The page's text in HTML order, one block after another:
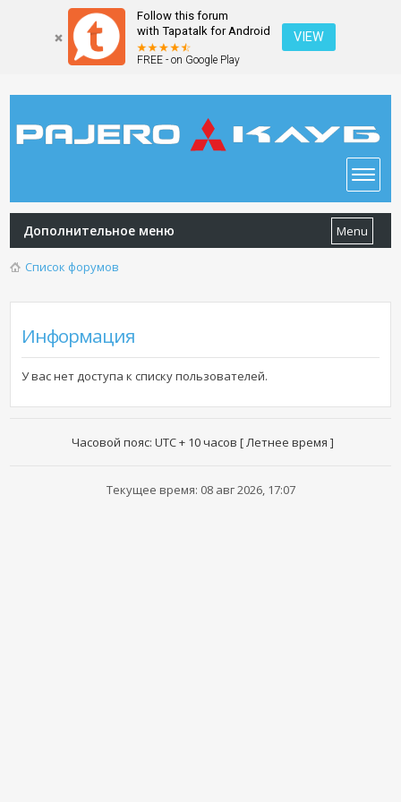
Follow this forum
with Tapatalk for Android
FREE - on Google Play
VIEW
Дополнительное меню Menu
Список форумов
Информация
У вас нет доступа к списку пользователей.
Часовой пояс: UTC + 10 часов [ Летнее время ]
Текущее время: 08 авг 2026, 17:07